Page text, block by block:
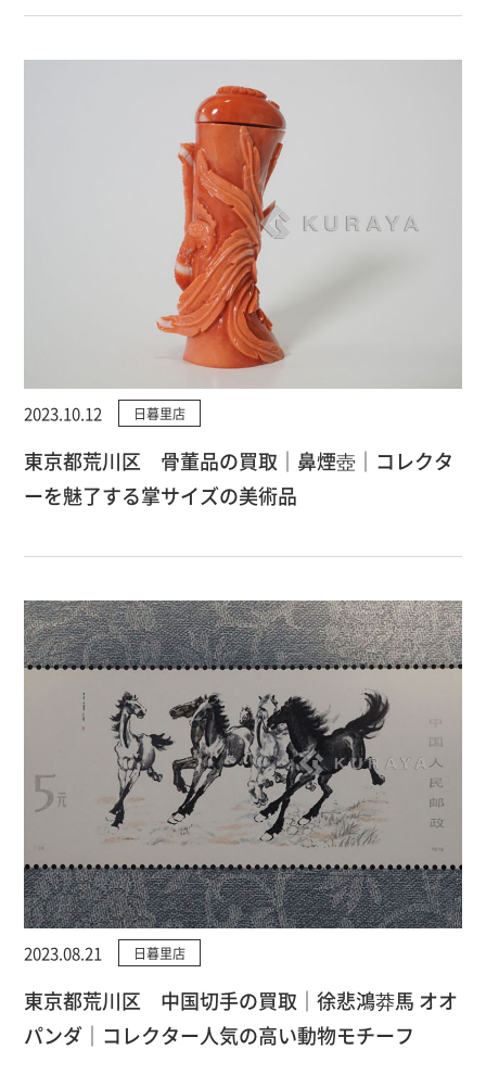
2023.10.12 日暮里店
東京都荒川区 骨董品の買取｜鼻煙壺｜コレクタ
ーを魅了する掌サイズの美術品
2023.08.21 日暮里店
東京都荒川区 中国切手の買取｜徐悲鴻莽馬 オオ
パンダ｜コレクター人気の高い動物モチーフ